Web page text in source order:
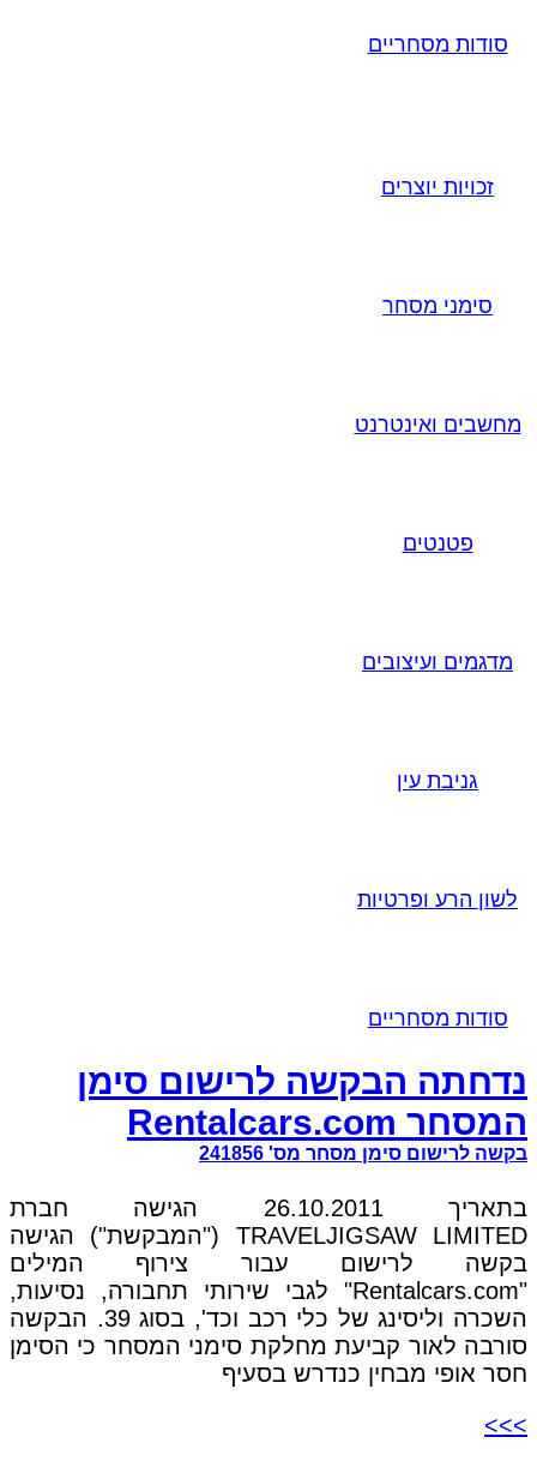
סודות מסחריים
זכויות יוצרים
סימני מסחר
מחשבים ואינטרנט
פטנטים
מדגמים ועיצובים
גניבת עין
לשון הרע ופרטיות
סודות מסחריים
נדחתה הבקשה לרישום סימן
המסחר Rentalcars.com
בקשה לרישום סימן מסחר מס' 241856
בתאריך 26.10.2011 הגישה חברת
TRAVELJIGSAW LIMITED ("המבקשת") הגישה
בקשה לרישום עבור צירוף המילים
"Rentalcars.com" לגבי שירותי תחבורה, נסיעות,
השכרה וליסינג של כלי רכב וכד', בסוג 39. הבקשה
סורבה לאור קביעת מחלקת סימני המסחר כי הסימן
חסר אופי מבחין כנדרש בסעיף
>>>